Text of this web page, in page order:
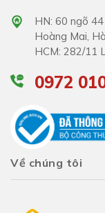
HN: 60 ngõ
Hoàng Mai,
HCM: 282/11
0972
Về chúng tôi